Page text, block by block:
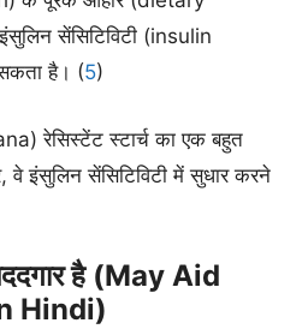
सेंसिटिविटी (insulin
है। (5)
रेसिस्टेंट स्टार्च का एक बहुत
वे इंसुलिन सेंसिटिविटी में सुधार करने
है (May Aid
Hindi)